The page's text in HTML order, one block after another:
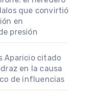
que convirtió
en
presión
Aparicio citado
en la causa
de influencias